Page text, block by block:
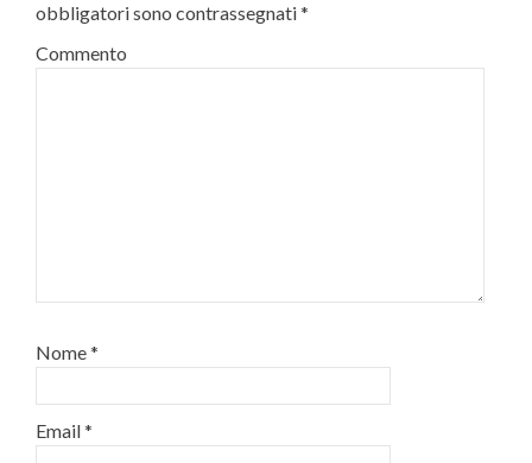
obbligatori sono contrassegnati*
Commento
Nome*
Email*